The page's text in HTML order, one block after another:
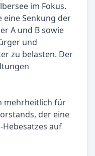
im Fokus.
Senkung der
A und B sowie
und
zu belasten. Der
mehrheitlich für
der eine
auf